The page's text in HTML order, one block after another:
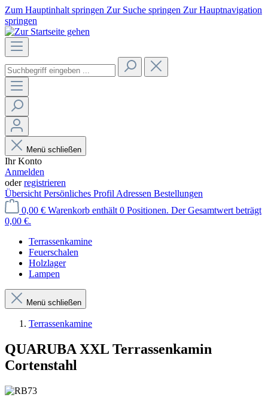
Zum Hauptinhalt springen Zur Suche springen Zur Hauptnavigation
springen
Menü schließen
Ihr Konto
Anmelden
oderregistrieren
Übersicht Persönliches Profil Adressen Bestellungen
0,00 € Warenkorb enthält 0 Positionen. Der Gesamtwert beträgt
0,00 €.
Terrassenkamine
Feuerschalen
Holzlager
Lampen
Menü schließen
Terrassenkamine
QUARUBA XXL Terrassenkamin
Cortenstahl